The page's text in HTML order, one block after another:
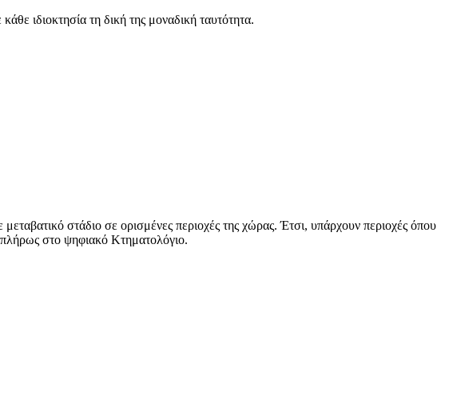
κάθε ιδιοκτησία τη δική της μοναδική ταυτότητα.
στάδιο σε ορισμένες περιοχές της χώρας. Έτσι, υπάρχουν περιοχές όπου
στο ψηφιακό Κτηματολόγιο.